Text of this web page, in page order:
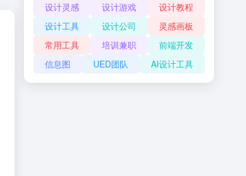
设计灵感
设计游戏
设计教程
设计工具
设计公司
灵感画板
常用工具
培训兼职
前端开发
信息图
UED团队 AI设计工具